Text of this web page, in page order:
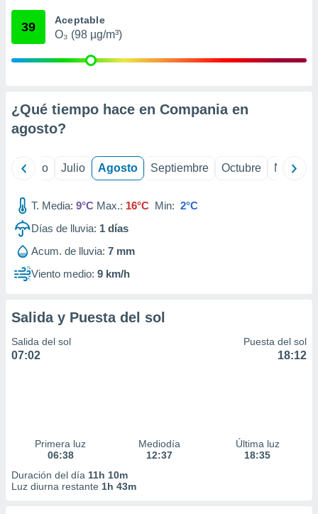
mediante
publicidad
1199
39 Aceptable
O₃ (98 µg/m³)
¿Qué tiempo hace en Compania en
agosto?
Junio Julio Agosto Septiembre Octubre
T. Media: 9°C Max.: 16°C Min: 2°C
Días de lluvia: 1 días
Acum. de lluvia: 7 mm
Viento medio: 9 km/h
Salida y Puesta del sol
Salida del sol
07:02
Puesta del sol
18:12
Primera luz
06:38
Mediodía
12:37
Última luz
18:35
Duración del día 11h 10m
Luz diurna restante 1h 43m